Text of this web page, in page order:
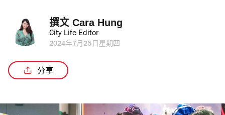
撰文 Cara Hung
City Life Editor
2024年7月25日星期四
分享